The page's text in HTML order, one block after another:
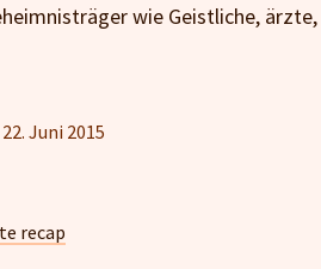
wie Geistliche,
22. Juni 2015
recap